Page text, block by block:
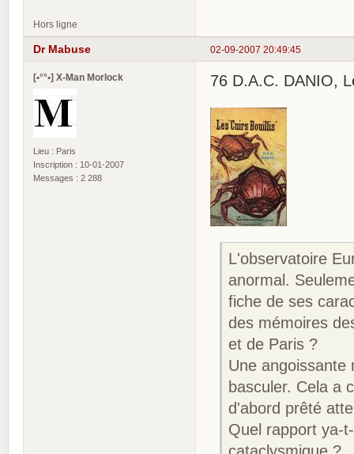
Hors ligne
02-09-2007 20:49:45
Dr Mabuse
[•°°•] X-Man Morlock
Lieu : Paris
Inscription : 10-01-2007
Messages : 2 288
76 D.A.C. DANIO,
L'observatoire
anormal.
fiche de ses
des mémoires
et de Paris ?
Une angoissante
basculer. Cela a
d'abord prêté
Quel rapport ya-